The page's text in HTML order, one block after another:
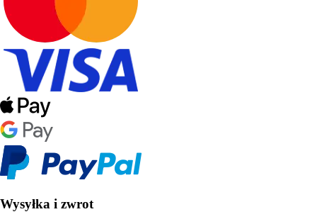
Wysyłka i zwrot